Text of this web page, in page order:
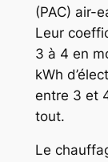
(PAC) air-
Leur
3 à 4 en
kWh
entre 3 et
tout.
Le